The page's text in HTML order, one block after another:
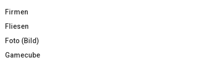
Firmen
Fliesen
Foto (Bild)
Gamecube